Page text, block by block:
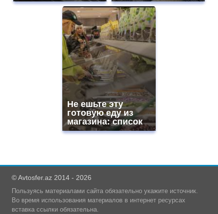
Не ешьте эту
готовую еду из
магазина: список
© Avtosfer.az 2014 - 2026
Пользуясь материалами сайта обязательно укажите источник.
Во время использования материалов в интернет ресурсах
вставка ссылки обязательна.